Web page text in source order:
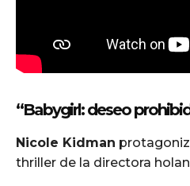
“Babygirl: deseo
Nicole Kidman
thriller de la directora